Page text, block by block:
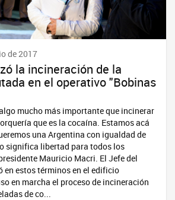
de 2017
la incineración de la
en el operativo "Bobinas
mucho más importante que incinerar
que es la cocaína. Estamos acá
una Argentina con igualdad de
significa libertad para todos los
Mauricio Macri. El Jefe del
en estos términos en el edificio
en marcha el proceso de incineración
de co...